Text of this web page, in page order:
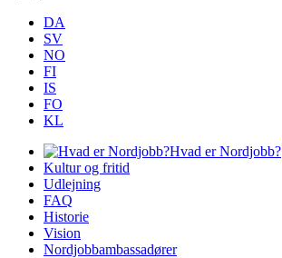
DA
SV
NO
FI
IS
FO
KL
Hvad er Nordjobb?
Kultur og fritid
Udlejning
FAQ
Historie
Vision
Nordjobbambassadører